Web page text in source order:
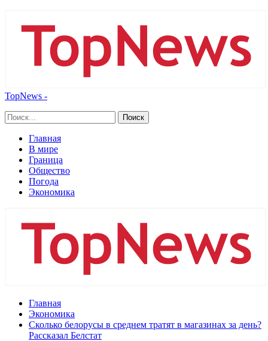
TopNews -
Главная
В мире
Граница
Общество
Погода
Экономика
Главная
Экономика
Сколько белорусы в среднем тратят в магазинах за день?
Рассказал Белстат